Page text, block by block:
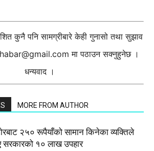
कुनै पनि सामग्रीबारे केही गुनासो तथा सुझाव
मा पठाउन सक्नुहुनेछ ।
धन्यवाद ।
MORE FROM AUTHOR
२५० रूपैयाँको सामान किनेका व्यक्तिले
सरकारको १० लाख उपहार